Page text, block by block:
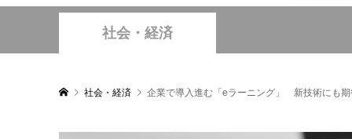
社会・経済
社会・経済 企業で導入進む「eラーニング」 新技術にも期